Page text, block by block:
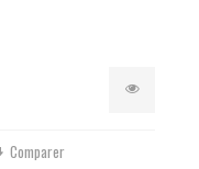
Comparer